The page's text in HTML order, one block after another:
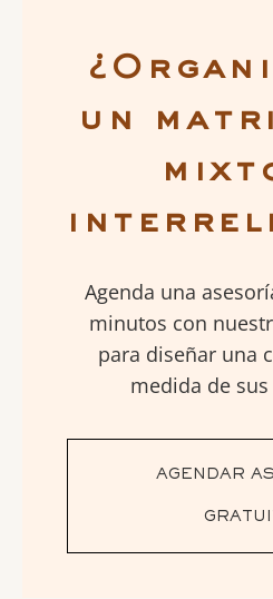
un
Agenda una
minutos con
para diseñar una
medida de
AGENDAR